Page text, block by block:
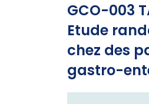
GCO-003
Etude
chez des
gastro-